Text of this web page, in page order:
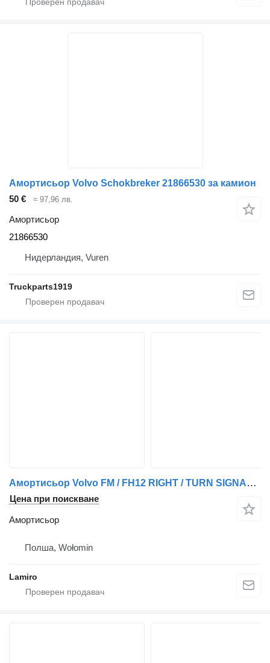
Амортисьор Volvo Schokbreker 21866530 за камион
50 €
≈ 97,96 лв.
Амортисьор
21866530
Нидерландия, Vuren
Truckparts1919
Амортисьор Volvo FM / FH12 RIGHT / TURN SIGNAL LAMP LH (3 PINS) за камион Volvo 12 ver. II (2002-2011)
Цена при поискване
Амортисьор
Полша, Wołomin
Lamiro